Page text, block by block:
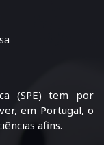
(SPE) tem por
em Portugal, o
afins.